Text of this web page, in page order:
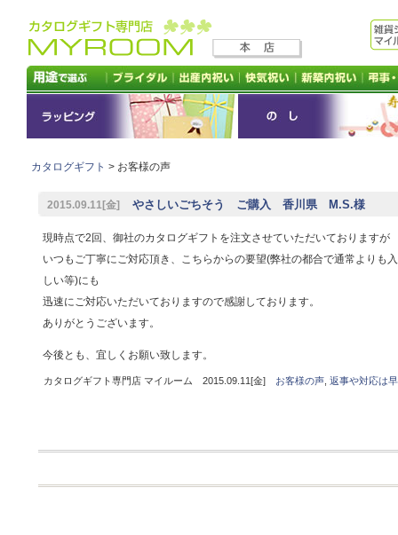
カタログギフト > お客様の声
2015.09.11[金] やさしいごちそう ご購入 香川県 M.S.様
現時点で2回、御社のカタログギフトを注文させていただいておりますが
いつもご丁寧にご対応頂き、こちらからの要望(弊社の都合で通常よりも
しい等)にも
迅速にご対応いただいておりますので感謝しております。
ありがとうございます。
今後とも、宜しくお願い致します。
カタログギフト専門店 マイルーム 2015.09.11[金] お客様の声, 返事や対応は